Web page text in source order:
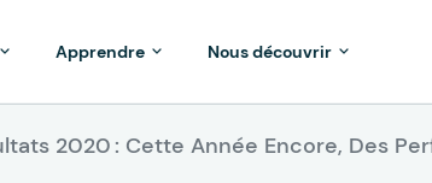
2020 : Cette Année Encore, Des
Apprendre Nous découvrir